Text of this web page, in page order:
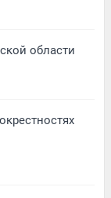
области